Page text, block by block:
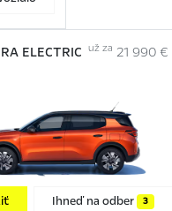
ELECTRIC už za 21 990 €
Ihneď na odber 3